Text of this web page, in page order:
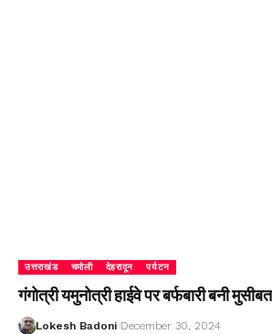
उत्तराखंड चमोली देहरादून पर्यटन
गंगोत्री यमुनोत्री हाईवे पर बर्फबारी बनी मुसीबत
Lokesh Badoni December 30, 2024